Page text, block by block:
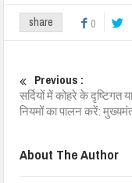
share 0
Previous :
सर्दियों में कोहरे के दृष्टिगत
नियमों का पालन करें:
About The Author